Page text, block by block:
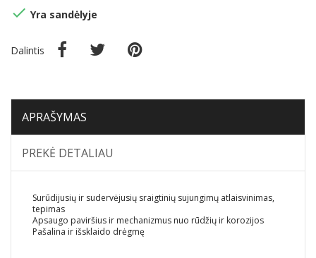
 Yra sandėlyje
Dalintis
APRAŠYMAS
PREKĖ DETALIAU
Surūdijusių ir sudervėjusių sraigtinių sujungimų atlaisvinimas,
tepimas
Apsaugo paviršius ir mechanizmus nuo rūdžių ir korozijos
Pašalina ir išsklaido drėgmę